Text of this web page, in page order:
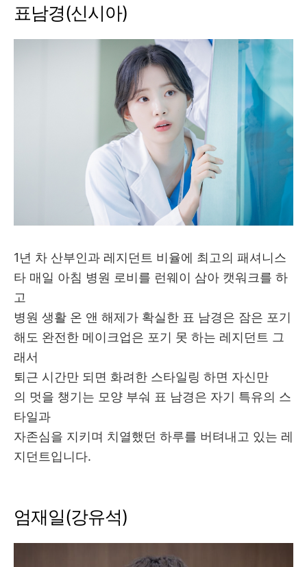
표남경(신시아)
1년 차 산부인과 레지던트 비율에 최고의 패셔니스
타 매일 아침 병원 로비를 런웨이 삼아 캣워크를 하
고
병원 생활 온 앤 해제가 확실한 표 남경은 잠은 포기
해도 완전한 메이크업은 포기 못 하는 레지던트 그
래서
퇴근 시간만 되면 화려한 스타일링 하면 자신만
의 멋을 챙기는 모양 부숴 표 남경은 자기 특유의 스
타일과
자존심을 지키며 치열했던 하루를 버텨내고 있는 레
지던트입니다.
엄재일(강유석)